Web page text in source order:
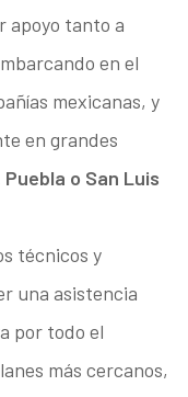
apoyo tanto a
en el
mexicanas, y
en grandes
o San Luis
técnicos y
una asistencia
por todo el
más cercanos,